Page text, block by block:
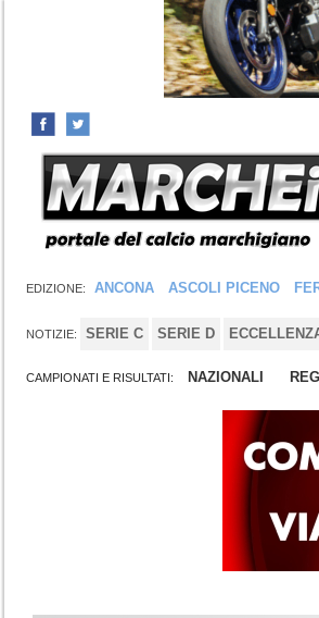
EDIZIONE: ANCONA ASCOLI PICENO
NOTIZIE: SERIE C SERIE D
CAMPIONATI E RISULTATI: NAZIONALI